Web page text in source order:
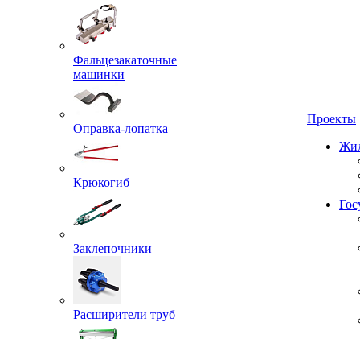
Фальцезакаточные
машинки
Оправка-лопатка
Крюкогиб
Заклепочники
Расширители труб